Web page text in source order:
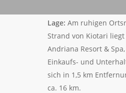
Lage: Am ruhigen
Strand von Kiotari
Andriana Resort &
Einkaufs- und
sich in 1,5 km
ca. 16 km.